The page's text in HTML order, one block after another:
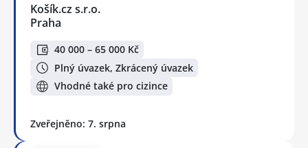
Košík.cz s.r.o.
Praha
40 000 – 65 000 Kč
Plný úvazek, Zkrácený úvazek
Vhodné také pro cizince
Zveřejněno: 7. srpna